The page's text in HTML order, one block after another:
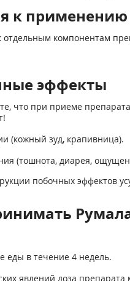
к применению
компонентам
эффекты
что при приеме
(кожный зуд, крапивница).
(тошнота, диарея,
побочных эффектов
еды в течение 4 недель.
явлений доза